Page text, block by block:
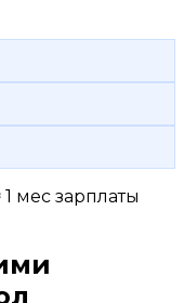
мес зарплаты